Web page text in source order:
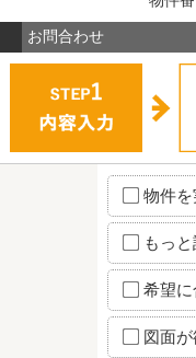
お問合わせ
物件
もっ
希望
図面